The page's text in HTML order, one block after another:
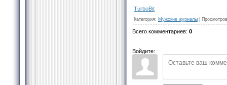
TurbоBit
Категория: Мужские журналы Просмотров
Всего комментариев: 0
Войдите: